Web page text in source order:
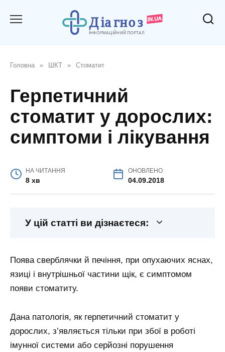
Головна » ШКТ » Стоматит
Герпетичний
стоматит у дорослих:
симптоми і лікування
НА ЧИТАННЯ
8 хв
ОНОВЛЕНО
04.09.2018
У цій статті ви дізнаєтеся:
Поява сверблячки й печіння, при опухаючих яснах,
язиці і внутрішньої частини щік, є симптомом
появи стоматиту.
Дана патологія, як герпетичний стоматит у
дорослих, з’являється тільки при збої в роботі
імунної системи або серйозні порушення